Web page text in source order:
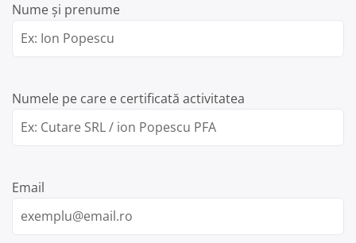
Nume și prenume
Numele pe care e certificată activitatea
Email